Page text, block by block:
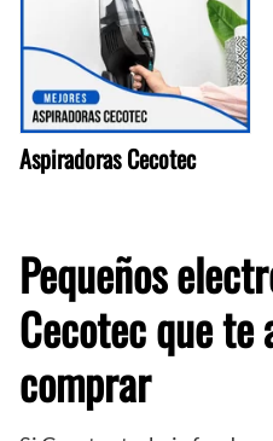
Aspiradoras Cecotec
Pequeños
Cecotec que te
comprar